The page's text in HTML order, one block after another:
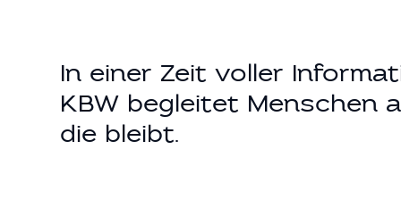
In einer Zeit voller
KBW begleitet Menschen
die bleibt.